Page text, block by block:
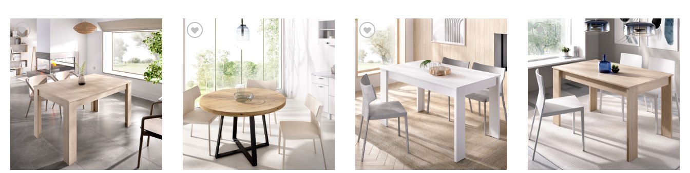
Añadir a la lista de
deseos
Añadir a la lista de
Añadir a la lista de